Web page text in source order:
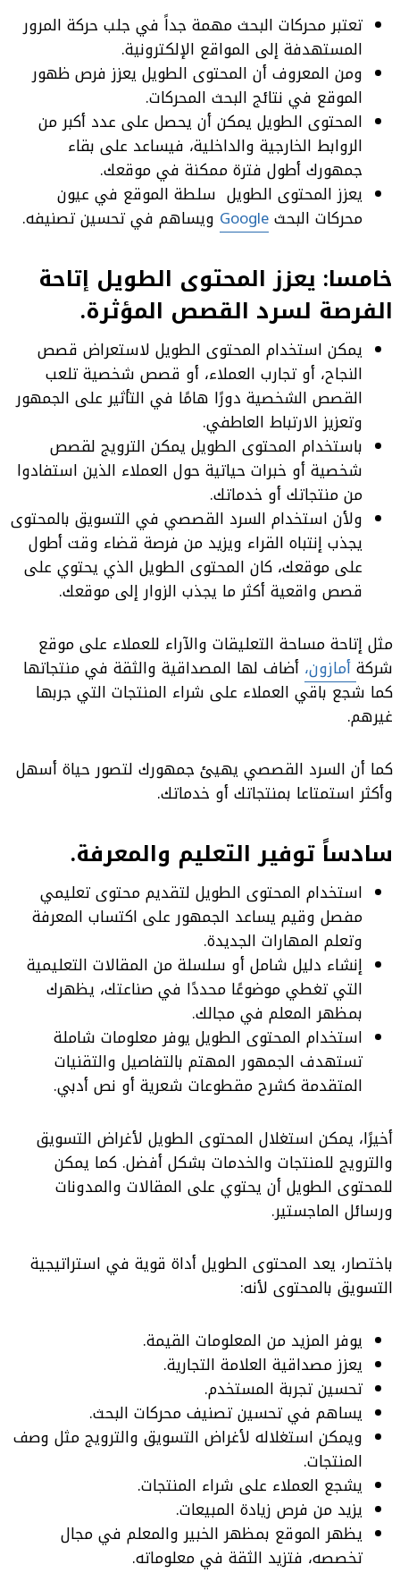
تعتبر محركات البحث مهمة جداً في جلب حركة المرور
المستهدفة إلى المواقع الإلكترونية.
ومن المعروف أن المحتوى الطويل يعزز فرص ظهور
الموقع في نتائج البحث المحركات.
المحتوى الطويل يمكن أن يحصل على عدد أكبر من
الروابط الخارجية والداخلية، فيساعد على بقاء
جمهورك أطول فترة ممكنة في موقعك.
يعزز المحتوى الطويل سلطة الموقع في عيون
محركات البحثGoogle ويساهم في تحسين تصنيفه.
خامسا: يعزز المحتوى الطويل إتاحة
الفرصة لسرد القصص المؤثرة.
يمكن استخدام المحتوى الطويل لاستعراض قصص
النجاح، أو تجارب العملاء، أو قصص شخصية تلعب
القصص الشخصية دورًا هامًا في التأثير على الجمهور
وتعزيز الارتباط العاطفي.
باستخدام المحتوى الطويل يمكن الترويج لقصص
شخصية أو خبرات حياتية حول العملاء الذين استفادوا
من منتجاتك أو خدماتك.
ولأن استخدام السرد القصصي في التسويق بالمحتوى
يجذب إنتباه القراء ويزيد من فرصة قضاء وقت أطول
على موقعك، كان المحتوى الطويل الذي يحتوي على
قصص واقعية أكثر ما يجذب الزوار إلى موقعك.
مثل إتاحة مساحة التعليقات والآراء للعملاء على موقع
شركةأمازون، أضاف لها المصداقية والثقة في منتجاتها
كما شجع باقي العملاء على شراء المنتجات التي جربها
غيرهم.
كما أن السرد القصصي يهيئ جمهورك لتصور حياة أسهل
وأكثر استمتاعا بمنتجاتك أو خدماتك.
سادساً توفير التعليم والمعرفة.
استخدام المحتوى الطويل لتقديم محتوى تعليمي
مفصل وقيم يساعد الجمهور على اكتساب المعرفة
وتعلم المهارات الجديدة.
إنشاء دليل شامل أو سلسلة من المقالات التعليمية
التي تغطي موضوعًا محددًا في صناعتك، يظهرك
بمظهر المعلم في مجالك.
استخدام المحتوى الطويل يوفر معلومات شاملة
تستهدف الجمهور المهتم بالتفاصيل والتقنيات
المتقدمة كشرح مقطوعات شعرية أو نص أدبي.
أخيرًا، يمكن استغلال المحتوى الطويل لأغراض التسويق
والترويج للمنتجات والخدمات بشكل أفضل. كما يمكن
للمحتوى الطويل أن يحتوي على المقالات والمدونات
ورسائل الماجستير.
باختصار، يعد المحتوى الطويل أداة قوية في استراتيجية
التسويق بالمحتوى لأنه:
يوفر المزيد من المعلومات القيمة.
يعزز مصداقية العلامة التجارية.
تحسين تجربة المستخدم.
يساهم في تحسين تصنيف محركات البحث.
ويمكن استغلاله لأغراض التسويق والترويج مثل وصف
المنتجات.
يشجع العملاء على شراء المنتجات.
يزيد من فرص زيادة المبيعات.
يظهر الموقع بمظهر الخبير والمعلم في مجال
تخصصه، فتزيد الثقة في معلوماته.